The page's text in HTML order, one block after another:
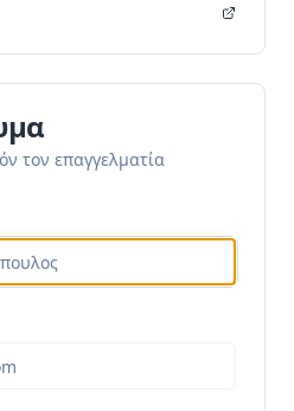
τον επαγγελματία